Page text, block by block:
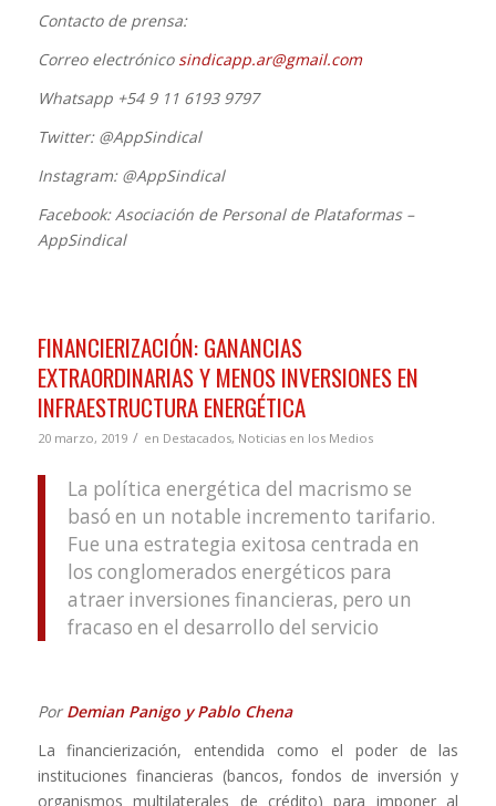
Contacto de prensa:
Correo electrónicosindicapp.ar@gmail.com
Whatsapp +54 9 11 6193 9797
Twitter: @AppSindical
Instagram: @AppSindical
Facebook: Asociación de Personal de Plataformas –
AppSindical
FINANCIERIZACIÓN: GANANCIAS
EXTRAORDINARIAS Y MENOS INVERSIONES EN
INFRAESTRUCTURA ENERGÉTICA
20 marzo, 2019 / en Destacados, Noticias en los Medios
La política energética del macrismo se
basó en un notable incremento tarifario.
Fue una estrategia exitosa centrada en
los conglomerados energéticos para
atraer inversiones financieras, pero un
fracaso en el desarrollo del servicio
PorDemian Panigo y Pablo Chena
La financierización, entendida como el poder de las
instituciones financieras (bancos, fondos de inversión y
organismos multilaterales de crédito) para imponer al